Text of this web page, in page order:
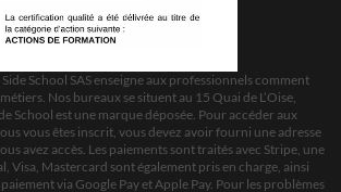
Side School SAS enseigne aux professionnels comment
Nos bureaux se situent au 15 Quai de L’Oise,
School est une marque déposée. Pour accéder aux
vous êtes inscrit, vous devez avoir fourni une adresse
avez accès. Les paiements sont traités avec Stripe, une
Visa, Mastercard sont également pris en charge, ainsi
via Google Pay et Apple Pay. Pour les problèmes